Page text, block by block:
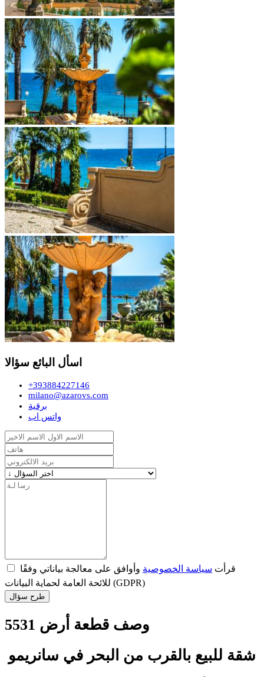
اسأل البائع سؤالا
+393884227146
milano@azarovs.com
برقية
واتس اب
قرأت سياسة الخصوصية وأوافق على معالجة بياناتي وفقًا
للائحة العامة لحماية البيانات (GDPR)
طرح سؤال
وصف قطعة أرض 5531
شقة للبيع بالقرب من البحر في سانريمو